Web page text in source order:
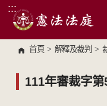
跳到主要內容區塊
:::
首頁 > 解釋及裁判 >
111年審裁字第